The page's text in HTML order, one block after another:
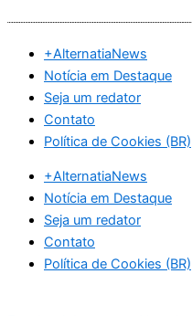
conteúdo
+AlternatiaNews
Notícia em Destaque
Seja um redator
Contato
Política de Cookies (BR)
+AlternatiaNews
Notícia em Destaque
Seja um redator
Contato
Política de Cookies (BR)